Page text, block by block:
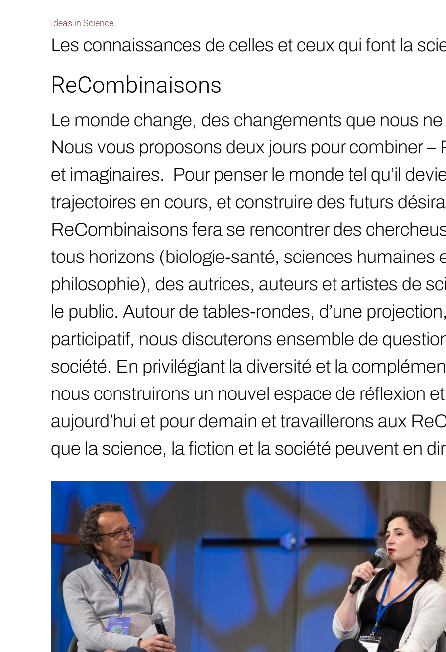
Ideas in Science
Les connaissances de celles et ceux qui font la
ReCombinaisons
Le monde change, des changements que nous
Nous vous proposons deux jours pour combiner –
et imaginaires. Pour penser le monde tel qu’il
trajectoires en cours, et construire des futurs
ReCombinaisons fera se rencontrer des
tous horizons (biologie-santé, sciences humaines
philosophie), des autrices, auteurs et artistes de
le public. Autour de tables-rondes, d’une
participatif, nous discuterons ensemble de
société. En privilégiant la diversité et la
nous construirons un nouvel espace de réflexion
aujourd’hui et pour demain et travaillerons aux
que la science, la fiction et la société peuvent en